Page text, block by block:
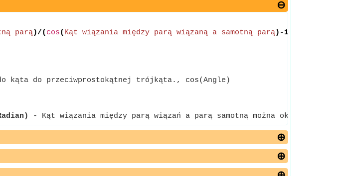
parą)/( cos( Kąt wiązania między parą wiązaną a samotną parą)-1))*100
kąta do przeciwprostokątnej trójkąta., cos(Angle)
- Kąt wiązania między parą wiązań a parą samotną można określić za